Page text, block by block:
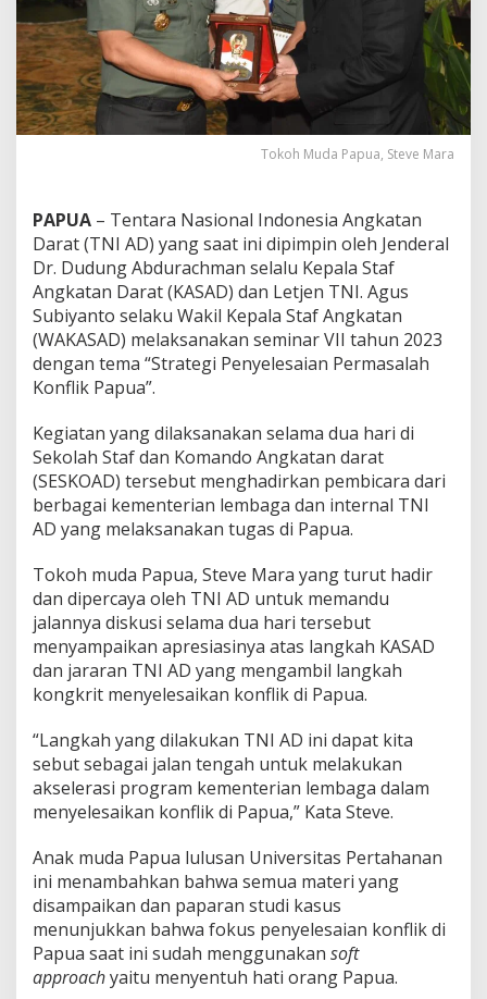
s
a
s
i
K
A
a
a
m
P
e
l
a
k
n
a
a
n
S
e
i
n
a
r
"
S
t
a
t
e
g
i
e
n
a
n
g
a
a
Tokoh Muda Papua, Steve Mara
PAPUA – Tentara Nasional Indonesia Angkatan
Darat (TNI AD) yang saat ini dipimpin oleh Jenderal
Dr. Dudung Abdurachman selalu Kepala Staf
Angkatan Darat (KASAD) dan Letjen TNI. Agus
Subiyanto selaku Wakil Kepala Staf Angkatan
(WAKASAD) melaksanakan seminar VII tahun 2023
dengan tema “Strategi Penyelesaian Permasalah
Konflik Papua”.
Kegiatan yang dilaksanakan selama dua hari di
Sekolah Staf dan Komando Angkatan darat
(SESKOAD) tersebut menghadirkan pembicara dari
berbagai kementerian lembaga dan internal TNI
AD yang melaksanakan tugas di Papua.
Tokoh muda Papua, Steve Mara yang turut hadir
dan dipercaya oleh TNI AD untuk memandu
jalannya diskusi selama dua hari tersebut
menyampaikan apresiasinya atas langkah KASAD
dan jararan TNI AD yang mengambil langkah
kongkrit menyelesaikan konflik di Papua.
“Langkah yang dilakukan TNI AD ini dapat kita
sebut sebagai jalan tengah untuk melakukan
akselerasi program kementerian lembaga dalam
menyelesaikan konflik di Papua,” Kata Steve.
Anak muda Papua lulusan Universitas Pertahanan
ini menambahkan bahwa semua materi yang
disampaikan dan paparan studi kasus
menunjukkan bahwa fokus penyelesaian konflik di
Papua saat ini sudah menggunakan soft
approachyaitu menyentuh hati orang Papua.